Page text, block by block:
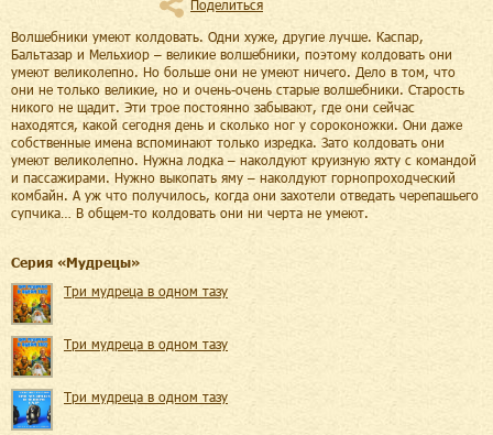
Поделиться
Волшебники умеют колдовать. Одни хуже, другие лучше. Каспар,
Бальтазар и Мельхиор – великие волшебники, поэтому колдовать они
умеют великолепно. Но больше они не умеют ничего. Дело в том, что
они не только великие, но и очень-очень старые волшебники. Старость
никого не щадит. Эти трое постоянно забывают, где они сейчас
находятся, какой сегодня день и сколько ног у сороконожки. Они даже
собственные имена вспоминают только изредка. Зато колдовать они
умеют великолепно. Нужна лодка – наколдуют круизную яхту с командой
и пассажирами. Нужно выкопать яму – наколдуют горнопроходческий
комбайн. А уж что получилось, когда они захотели отведать черепашьего
супчика… В общем-то колдовать они ни черта не умеют.
Cерия «Мудрецы»
Три мудреца в одном тазу
Три мудреца в одном тазу
Три мудреца в одном тазу